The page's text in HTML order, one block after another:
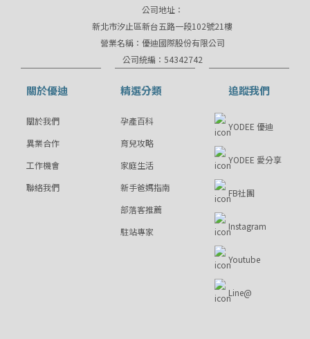
公司地址：
新北市汐止區新台五路一段102號21樓
營業名稱：優迪國際股份有限公司
公司統編：54342742
關於優迪
關於我們
異業合作
工作機會
聯絡我們
精選分類
孕產百科
育兒攻略
家庭生活
新手爸媽指南
部落客推薦
駐站專家
追蹤我們
YODEE 優迪
YODEE 愛分享
FB社團
Instagram
Youtube
Line@